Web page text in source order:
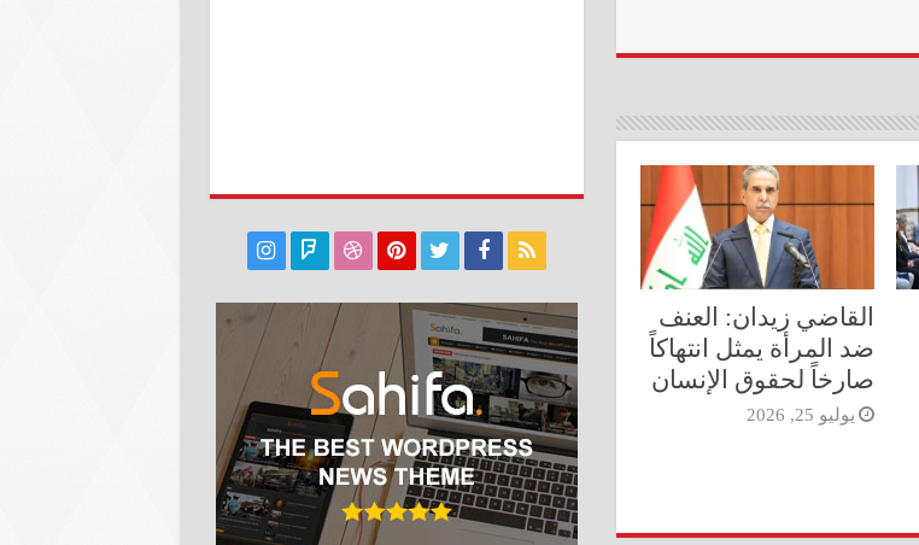
القاضي زيدان: العنف
ضد المرأة يمثل انتهاكاً
صارخاً لحقوق الإنسان
يوليو 25, 2026